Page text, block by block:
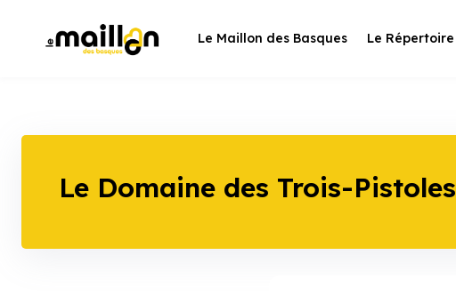
Le Maillon des Basques Le Répertoire
Le Domaine des Trois-Pistoles